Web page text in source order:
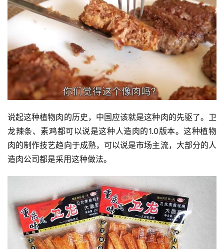
说起这种植物肉的历史，中国应该就是这种肉的先驱了。卫
龙辣条、素鸡都可以说是这种人造肉的1.0版本。这种植物
肉的制作技艺趋向于成熟，可以说是市场主流，大部分的人
造肉公司都是采用这种做法。